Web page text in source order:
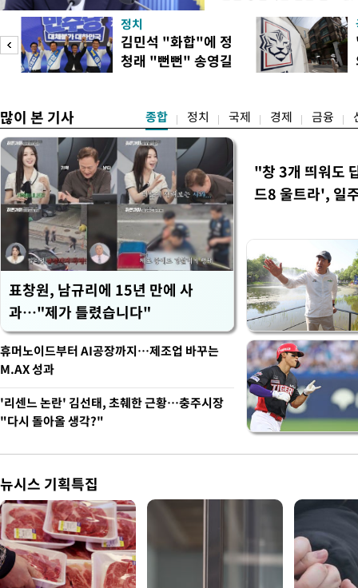
하는 제도가 있을 경우 편
다. 이 대통령은 이날 오후
로 찾은 결혼 페널티 22개'
이 대통령은 "결혼으로 인
정치
김민석 "화합"에 정
청래 "뻔뻔" 송영길
많이 본 기사 종합 정치 국제 경제 금융
표창원, 남규리에 15년 만에 사
과…"제가 틀렸습니다"
"창 3개 띄워도
드8 울트라', 일
휴머노이드부터 AI공장까지…제조업 바꾸는
M.AX 성과
'리센느 논란' 김선태, 초췌한 근황…충주시장
"다시 돌아올 생각?"
뉴시스 기획특집